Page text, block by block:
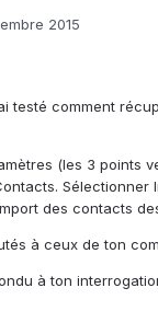
2015
testé comment
(les 3 points
Sélectionner
des contacts
à ceux de ton
à ton